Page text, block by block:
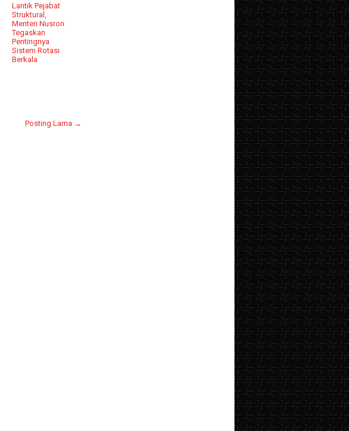
Lantik Pejabat
Struktural,
Menteri Nusron
Tegaskan
Pentingnya
Sistem Rotasi
Berkala
Posting Lama →